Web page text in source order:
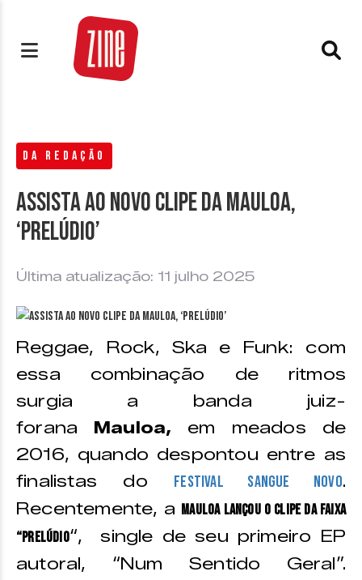
DA REDAÇÃO
Assista ao novo clipe da Mauloa,
‘Prelúdio’
Última atualização: 11 julho 2025
Reggae, Rock, Ska e Funk: com
essa combinação de ritmos
surgia a banda juiz-
forana Mauloa, em meados de
2016, quando despontou entre as
finalistas do Festival Sangue Novo.
Recentemente, a Mauloa lançou o clipe da faixa
“Prelúdio“, single de seu primeiro EP
autoral, “Num Sentido Geral”.